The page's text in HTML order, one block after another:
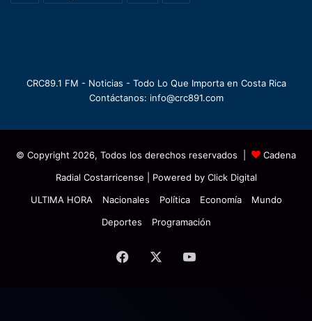
CRC89.1 FM - Noticias - Todo Lo Que Importa en Costa Rica
Contáctanos: info@crc891.com
© Copyright 2026, Todos los derechos reservados |
Cadena
Radial Costarricense | Powered by Click Digital
ULTIMA HORA
Nacionales Política Economía
Mundo
Deportes
Programación
Facebook